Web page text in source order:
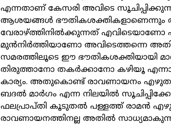
എന്നതാണ് കേസരി അവിടെ
ആശയങ്ങൾ
വേരാഴ്ത്തിനിൽക്കുന്നത് എവിടെയാണോ
മുൻനിർത്തിയാണോ അവിടെത്തന്നെ
സമരത്തിലൂടെ ഈ ഭൗതികശക്തിയായി
തിരുത്താനോ തകർക്കാനോ കഴിയൂ
കാര്യം. അതുകൊണ്ട് രാവണായനം
ബദൽ മാർഗം എന്ന നിലയിൽ
ഫലപ്രാപ്തി കൂടുതൽ പള്ളത്ത് രാമൻ
രാവണായനത്തിനല്ല അതിൽ